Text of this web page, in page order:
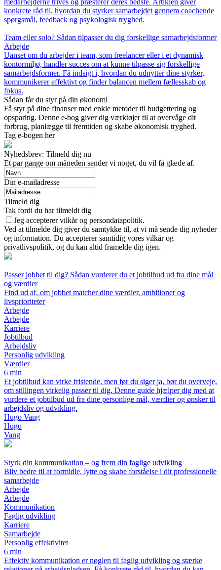
medarbejderne trives og præsterer deres bedste. Artiklen giver
konkrete råd til, hvordan du styrker samarbejdet gennem coachende
spørgsmål, feedback og psykologisk tryghed.
Team eller solo? Sådan tilpasser du dig forskellige samarbejdsformer
Arbejde
Uanset om du arbejder i team, som freelancer eller i et dynamisk
kontormiljø, handler succes om at kunne tilpasse sig forskellige
samarbejdsformer. Få indsigt i, hvordan du udnytter dine styrker,
kommunikerer effektivt og finder balancen mellem fællesskab og
fokus.
Sådan får du styr på din økonomi
Få styr på dine finanser med enkle metoder til budgettering og
opsparing. Denne e-bog giver dig værktøjer til at overvåge dit
forbrug, planlægge til fremtiden og skabe økonomisk tryghed.
Tag e-bogen her
Nyhedsbrev: Tilmeld dig nu
Et par gange om måneden sender vi noget, du vil få glæde af.
Din e-mailadresse
Tilmeld dig
Tak fordi du har tilmeldt dig
Jeg accepterer vilkår og persondatapolitik.
Ved at tilmelde dig giver du samtykke til, at vi må sende dig nyheder
og information. Du accepterer samtidig vores vilkår og
privatlivspolitik, og du kan altid framelde dig igen.
Passer jobbet til dig? Sådan vurderer du et jobtilbud ud fra dine mål
og værdier
Find ud af, om jobbet matcher dine værdier, ambitioner og
livsprioriteter
Arbejde
Arbejde
Karriere
Jobtilbud
Arbejdsliv
Personlig udvikling
Værdier
6 min
Et jobtilbud kan virke fristende, men før du siger ja, bør du overveje,
om stillingen virkelig passer til dig. Denne guide hjælper dig med at
vurdere et jobtilbud ud fra dine personlige mål, værdier og ønsker til
arbejdsliv og udvikling.
Hugo Vang
Hugo
Vang
Styrk din kommunikation – og frem din faglige udvikling
Bliv bedre til at formidle, lytte og skabe forståelse i dit professionelle
samarbejde
Arbejde
Arbejde
Kommunikation
Faglig udvikling
Karriere
Samarbejde
Personlig effektivitet
6 min
Effektiv kommunikation er nøglen til faglig udvikling og stærke